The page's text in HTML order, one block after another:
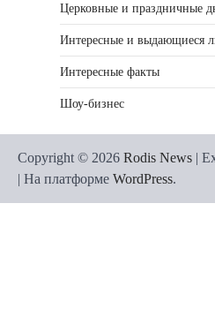
Церковные и праздничные
Интересные и выдающиеся
Интересные факты
Шоу-бизнес
Copyright © 2026 Rodis News |
| На платформе WordPress.